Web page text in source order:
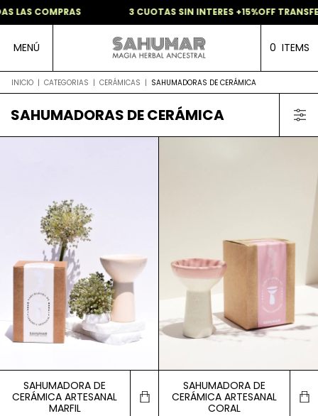
LAS COMPRAS 3 CUOTAS SIN INTERES +15%OFF
MENÚ 0 ITEMS
INICIO | CATEGORIAS | CERÁMICAS | SAHUMADORAS DE CERÁMICA
SAHUMADORAS DE CERÁMICA
SAHUMADORA DE
CERÁMICA ARTESANAL
MARFIL
SAHUMADORA DE
CERÁMICA ARTESANAL
CORAL